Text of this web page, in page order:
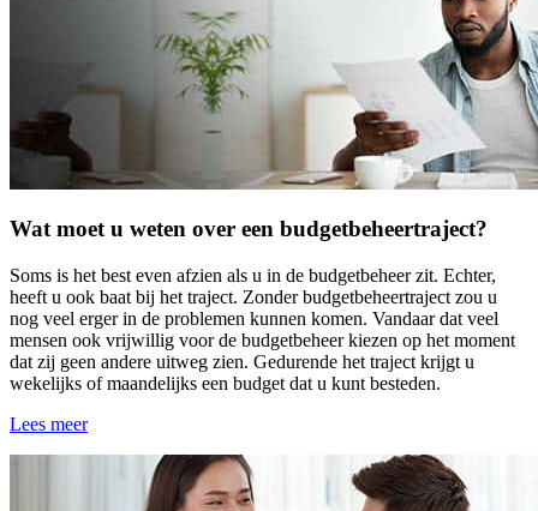
Wat moet u weten over een budgetbeheertraject?
Soms is het best even afzien als u in de budgetbeheer zit. Echter,
heeft u ook baat bij het traject. Zonder budgetbeheertraject zou u
nog veel erger in de problemen kunnen komen. Vandaar dat veel
mensen ook vrijwillig voor de budgetbeheer kiezen op het moment
dat zij geen andere uitweg zien. Gedurende het traject krijgt u
wekelijks of maandelijks een budget dat u kunt besteden.
Lees meer